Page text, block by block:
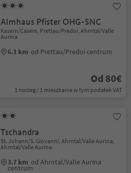
Almhaus Pfister OHG-SNC
Kasern/Casere, Prettau/Predoi, Ahrntal/Valle
Aurina
6.1 km od Prettau/Predoi centrum
Od 80€
1 nocleg / 1 mieszkanie w tym podatek VAT
Tschandra
St. Johann/S. Giovanni, Ahrntal/Valle Aurina,
Ahrntal/Valle Aurina
3.7 km od Ahrntal/Valle Aurina
centrum